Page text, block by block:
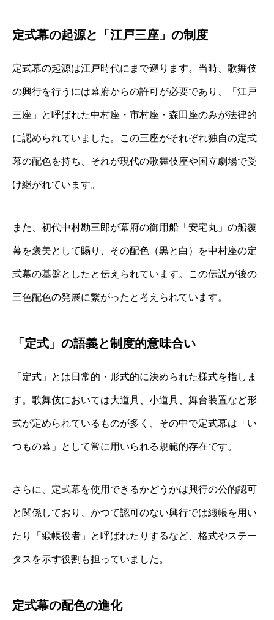
定式幕の起源と「江戸三座」の制度
定式幕の起源は江戸時代にまで遡ります。当時、歌舞伎
の興行を行うには幕府からの許可が必要であり、「江戸
三座」と呼ばれた中村座・市村座・森田座のみが法律的
に認められていました。この三座がそれぞれ独自の定式
幕の配色を持ち、それが現代の歌舞伎座や国立劇場で受
け継がれています。
また、初代中村勘三郎が幕府の御用船「安宅丸」の船覆
幕を褒美として賜り、その配色（黒と白）を中村座の定
式幕の基盤としたと伝えられています。この伝説が後の
三色配色の発展に繋がったと考えられています。
「定式」の語義と制度的意味合い
「定式」とは日常的・形式的に決められた様式を指しま
す。歌舞伎においては大道具、小道具、舞台装置など形
式が定められているものが多く、その中で定式幕は「い
つもの幕」として常に用いられる規範的存在です。
さらに、定式幕を使用できるかどうかは興行の公的認可
と関係しており、かつて認可のない興行では緞帳を用い
たり「緞帳役者」と呼ばれたりするなど、格式やステー
タスを示す役割も担っていました。
定式幕の配色の進化